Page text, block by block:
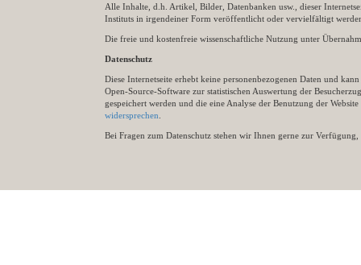
Alle Inhalte, d.h. Artikel, Bilder, Datenbanken usw., dieser
Instituts in irgendeiner Form veröffentlicht oder vervielfältigt
Die freie und kostenfreie wissenschaftliche Nutzung unter
Datenschutz
Diese Internetseite erhebt keine personenbezogenen Daten und
Open-Source-Software zur statistischen Auswertung der
gespeichert werden und die eine Analyse der Benutzung der
widersprechen
Bei Fragen zum Datenschutz stehen wir Ihnen gerne zur